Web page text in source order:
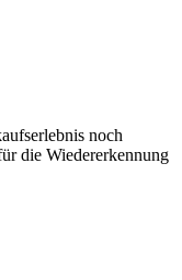
noch
die Wiedererkennung